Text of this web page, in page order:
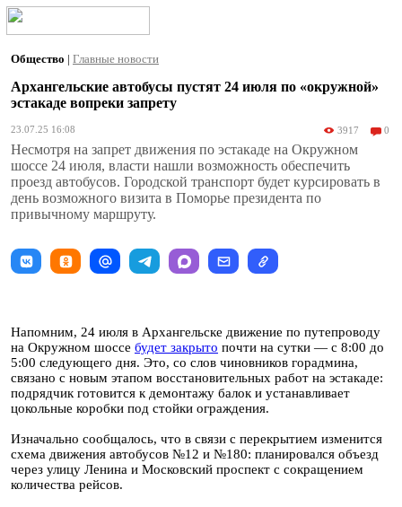
Общество | Главные новости
Архангельские автобусы пустят 24 июля по «окружной»
эстакаде вопреки запрету
23.07.25 16:08 3917 0
Несмотря на запрет движения по эстакаде на Окружном
шоссе 24 июля, власти нашли возможность обеспечить
проезд автобусов. Городской транспорт будет курсировать в
день возможного визита в Поморье президента по
привычному маршруту.
Напомним, 24 июля в Архангельске движение по путепроводу
на Окружном шоссе будет закрыто почти на сутки — с 8:00 до
5:00 следующего дня. Это, со слов чиновников горадмина,
связано с новым этапом восстановительных работ на эстакаде:
подрядчик готовится к демонтажу балок и устанавливает
цокольные коробки под стойки ограждения.
Изначально сообщалось, что в связи с перекрытием изменится
схема движения автобусов №12 и №180: планировался объезд
через улицу Ленина и Московский проспект с сокращением
количества рейсов.